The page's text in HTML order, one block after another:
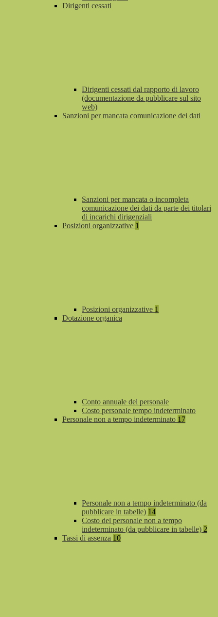
Dirigenti cessati
Dirigenti cessati dal rapporto di lavoro
(documentazione da pubblicare sul sito
web)
Sanzioni per mancata comunicazione dei dati
Sanzioni per mancata o incompleta
comunicazione dei dati da parte dei titolari
di incarichi dirigenziali
Posizioni organizzative 1
Posizioni organizzative 1
Dotazione organica
Conto annuale del personale
Costo personale tempo indeterminato
Personale non a tempo indeterminato 17
Personale non a tempo indeterminato (da
pubblicare in tabelle) 14
Costo del personale non a tempo
indeterminato (da pubblicare in tabelle) 2
Tassi di assenza 10